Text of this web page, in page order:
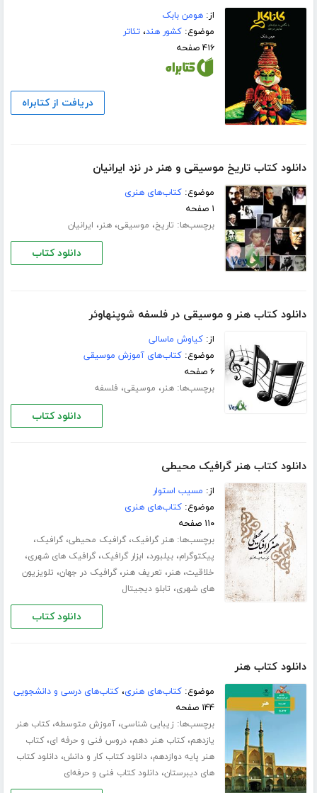
از:هومن بابک
موضوع:کشور هند،تئاتر
۴۱۶ صفحه
دریافت از کتابراه
دانلود کتاب تاریخ موسیقی و هنر در نزد ایرانیان
موضوع:کتاب‌های هنری
۱ صفحه
برچسب‌ها: تاریخ، موسیقی،هنر، ایرانیان
دانلود کتاب
دانلود کتاب هنر و موسیقی در فلسفه شوپنهاوئر
از:کیاوش ماسالی
موضوع:کتاب‌های آموزش موسیقی
۶ صفحه
برچسب‌ها:هنر، موسیقی، فلسفه
دانلود کتاب
دانلود کتاب هنر گرافیک محیطی
از: مسیب استوار
موضوع:کتاب‌های هنری
۱۱۰ صفحه
برچسب‌ها:هنر گرافیک،گرافیک محیطی،گرافیک،
پیکتوگرام،بیلبورد، ابزار گرافیک،گرافیک های شهری،
خلاقیت،هنر، تعریف هنر،گرافیک در جهان، تلویزیون
های شهری، تابلو دیجیتال
دانلود کتاب
دانلود کتاب هنر
موضوع:کتاب‌های هنری،کتاب‌های درسی و دانشجویی
۱۴۴ صفحه
برچسب‌ها: زیبایی شناسی،آموزش متوسطه،کتاب هنر
یازدهم،کتاب هنر دهم،دروس فنی و حرفه ای،کتاب
هنر پایه دوازدهم،دانلود کتاب کار و دانش،دانلود کتاب
های دیبرستان،دانلود کتاب فنی و حرفه‌ای